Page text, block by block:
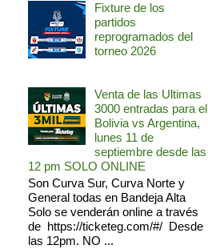
Fixture de los
partidos
reprogramados del
torneo 2026
Venta de las Ultimas
3000 entradas para el
Bolivia vs Argentina,
lunes 11 de
septiembre desde las
12 pm SOLO ONLINE
Son Curva Sur, Curva Norte y
General todas en Bandeja Alta
Solo se venderán online a través
de https://ticketeg.com/#/ Desde
las 12pm. NO ...